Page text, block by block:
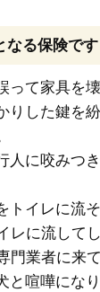
なる保険です
て家具を壊
りした鍵を
人に咬みつ
トイレに流
レに流して
門業者に来て
喧嘩にな